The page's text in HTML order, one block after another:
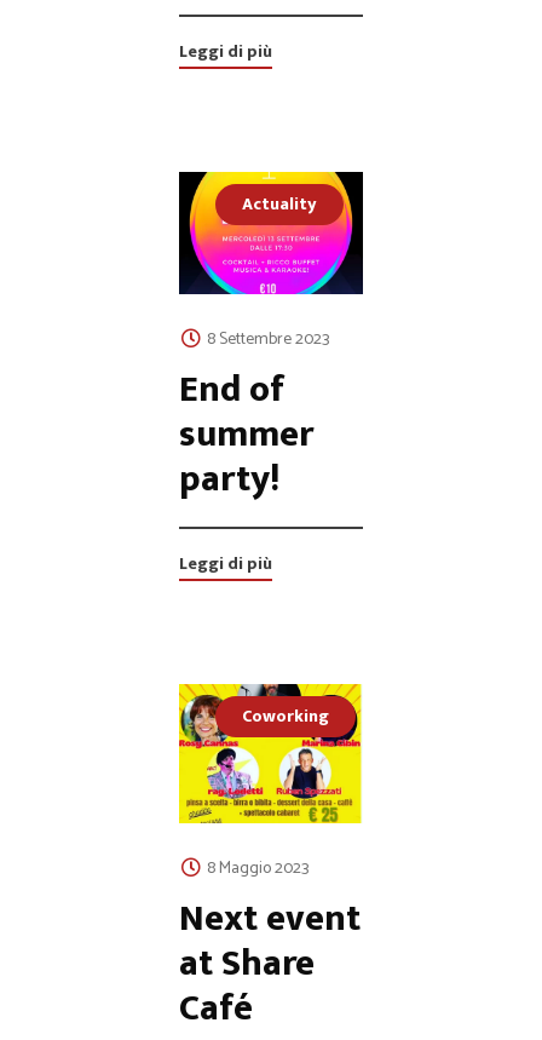
Leggi di più
Actuality
8 Settembre 2023
End of
summer
party!
Leggi di più
Coworking
8 Maggio 2023
Next event
at Share
Café